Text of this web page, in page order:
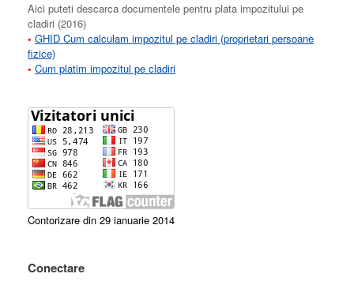
Aici puteti descarca documentele pentru plata impozitului pe
cladiri (2016)
• GHID Cum calculam impozitul pe cladiri (proprietari persoane
fizice)
• Cum platim impozitul pe cladiri
Contorizare din 29 ianuarie 2014
Conectare